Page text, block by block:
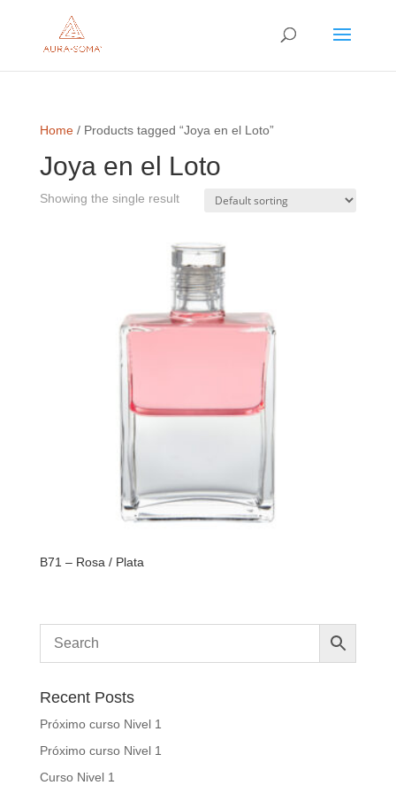
Home/ Products tagged “Joya en el Loto”
Joya en el Loto
Showing the single result
B71 – Rosa / Plata
Recent Posts
Próximo curso Nivel 1
Próximo curso Nivel 1
Curso Nivel 1